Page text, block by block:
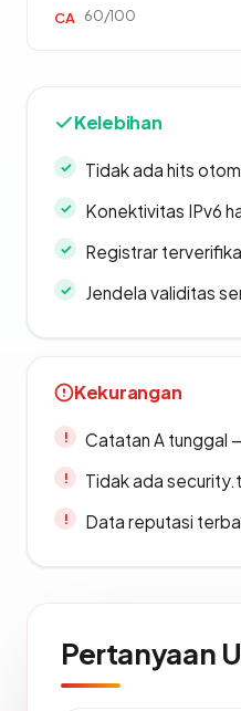
CA 60/100
Kelebihan
Tidak ada hits
Konektivitas IPv6
Registrar
Jendela validitas
Kekurangan
Catatan A tunggal
Tidak ada
Data reputasi
Pertanyaan